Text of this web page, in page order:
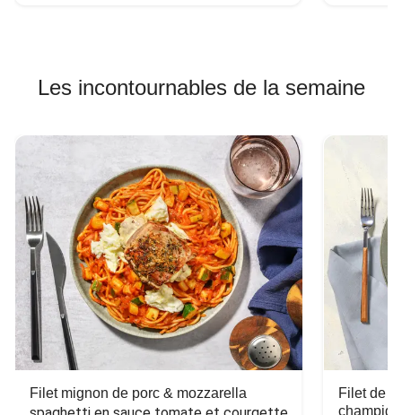
Les incontournables de la semaine
Filet mignon de porc & mozzarella
Filet de